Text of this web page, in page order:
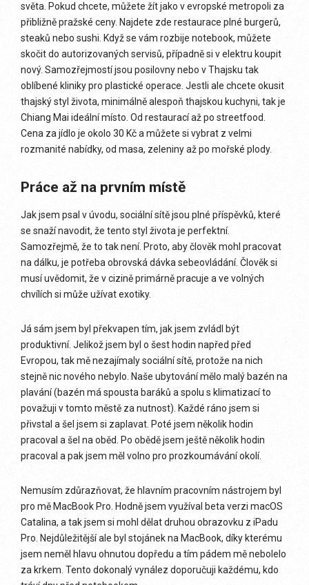
světa. Pokud chcete, můžete žít jako v evropské metropoli za
přibližně pražské ceny. Najdete zde restaurace plné burgerů,
steaků nebo sushi. Když se vám rozbije notebook, můžete
skočit do autorizovaných servisů, případně si v elektru koupit
nový. Samozřejmostí jsou posilovny nebo v Thajsku tak
oblíbené kliniky pro plastické operace. Jestli ale chcete okusit
thajský styl života, minimálně alespoň thajskou kuchyni, tak je
Chiang Mai ideální místo. Od restaurací až po streetfood.
Cena za jídlo je okolo 30 Kč a můžete si vybrat z velmi
rozmanité nabídky, od masa, zeleniny až po mořské plody.
Práce až na prvním místě
Jak jsem psal v úvodu, sociální sítě jsou plné příspěvků, které
se snaží navodit, že tento styl života je perfektní.
Samozřejmě, že to tak není. Proto, aby člověk mohl pracovat
na dálku, je potřeba obrovská dávka sebeovládání. Člověk si
musí uvědomit, že v cizině primárně pracuje a ve volných
chvílích si může užívat exotiky.
Já sám jsem byl překvapen tím, jak jsem zvládl být
produktivní. Jelikož jsem byl o šest hodin napřed před
Evropou, tak mě nezajímaly sociální sítě, protože na nich
stejně nic nového nebylo. Naše ubytování mělo malý bazén na
plavání (bazén má spousta baráků a spolu s klimatizací to
považuji v tomto městě za nutnost). Každé ráno jsem si
přivstal a šel jsem si zaplavat. Poté jsem několik hodin
pracoval a šel na oběd. Po obědě jsem ještě několik hodin
pracoval a pak jsem měl volno pro prozkoumávání okolí.
Nemusím zdůrazňovat, že hlavním pracovním nástrojem byl
pro mě MacBook Pro. Hodně jsem využíval beta verzi macOS
Catalina, a tak jsem si mohl dělat druhou obrazovku z iPadu
Pro. Nejdůležitější ale byl stojánek na MacBook, díky kterému
jsem neměl hlavu ohnutou dopředu a tím pádem mě nebolelo
za krkem. Tento dokonalý vynález doporučuji každému, kdo